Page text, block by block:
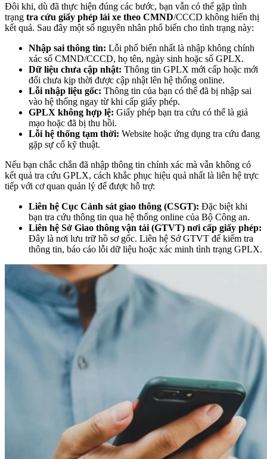
Đôi khi, dù đã thực hiện đúng các bước, bạn vẫn có thể gặp tình
trạng tra cứu giấy phép lái xe theo CMND/CCCD không hiển thị
kết quả. Sau đây một số nguyên nhân phổ biến cho tình trạng này:
Nhập sai thông tin: Lỗi phổ biến nhất là nhập không chính
xác số CMND/CCCD, họ tên, ngày sinh hoặc số GPLX.
Dữ liệu chưa cập nhật: Thông tin GPLX mới cấp hoặc mới
đổi chưa kịp thời được cập nhật lên hệ thống online.
Lỗi nhập liệu gốc: Thông tin của bạn có thể đã bị nhập sai
vào hệ thống ngay từ khi cấp giấy phép.
GPLX không hợp lệ: Giấy phép bạn tra cứu có thể là giả
mạo hoặc đã bị thu hồi.
Lỗi hệ thống tạm thời: Website hoặc ứng dụng tra cứu đang
gặp sự cố kỹ thuật.
Nếu bạn chắc chắn đã nhập thông tin chính xác mà vẫn không có
kết quả tra cứu GPLX, cách khắc phục hiệu quả nhất là liên hệ trực
tiếp với cơ quan quản lý để được hỗ trợ:
Liên hệ Cục Cảnh sát giao thông (CSGT): Đặc biệt khi
bạn tra cứu thông tin qua hệ thống online của Bộ Công an.
Liên hệ Sở Giao thông vận tải (GTVT) nơi cấp giấy phép:
Đây là nơi lưu trữ hồ sơ gốc. Liên hệ Sở GTVT để kiểm tra
thông tin, báo cáo lỗi dữ liệu hoặc xác minh tình trạng GPLX.